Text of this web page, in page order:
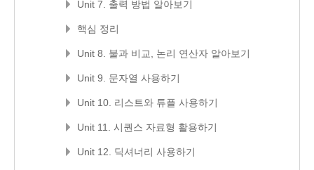
Unit 7. 출력 방법 알아보기
핵심 정리
Unit 8. 불과 비교, 논리 연산자 알아보기
Unit 9. 문자열 사용하기
Unit 10. 리스트와 튜플 사용하기
Unit 11. 시퀀스 자료형 활용하기
Unit 12. 딕셔너리 사용하기